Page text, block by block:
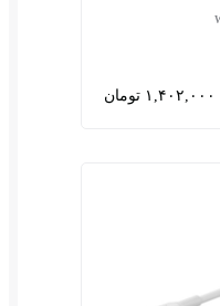
۱,۴۰۲,۰۰۰ تومان